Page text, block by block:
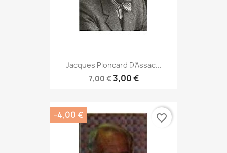
Jacques Ploncard D’Assac...
7,00 €3,00 €
-4,00 € favorite_border